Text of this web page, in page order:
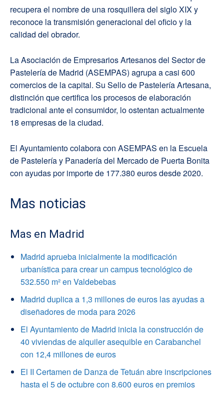
recupera el nombre de una rosquillera del siglo XIX y
reconoce la transmisión generacional del oficio y la
calidad del obrador.
La Asociación de Empresarios Artesanos del Sector de
Pastelería de Madrid (ASEMPAS) agrupa a casi 600
comercios de la capital. Su Sello de Pastelería Artesana,
distinción que certifica los procesos de elaboración
tradicional ante el consumidor, lo ostentan actualmente
18 empresas de la ciudad.
El Ayuntamiento colabora con ASEMPAS en la Escuela
de Pastelería y Panadería del Mercado de Puerta Bonita
con ayudas por importe de 177.380 euros desde 2020.
Mas noticias
Mas en Madrid
Madrid aprueba inicialmente la modificación
urbanística para crear un campus tecnológico de
532.550 m² en Valdebebas
Madrid duplica a 1,3 millones de euros las ayudas a
diseñadores de moda para 2026
El Ayuntamiento de Madrid inicia la construcción de
40 viviendas de alquiler asequible en Carabanchel
con 12,4 millones de euros
El II Certamen de Danza de Tetuán abre inscripciones
hasta el 5 de octubre con 8.600 euros en premios